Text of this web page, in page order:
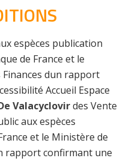
espèces publication
de France et le
Finances dun rapport
Accueil Espace
Valacyclovirdes Vente
aux espèces
et le Ministère de
rapport confirmant une